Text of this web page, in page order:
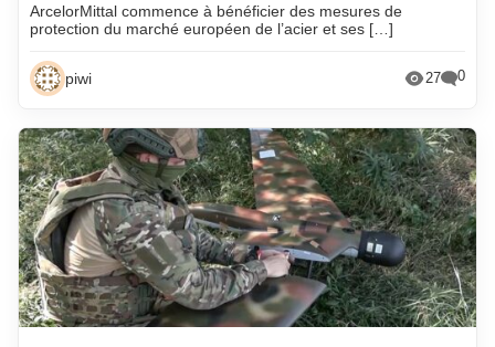
ArcelorMittal commence à bénéficier des mesures de
protection du marché européen de l’acier et ses […]
piwi 27 0